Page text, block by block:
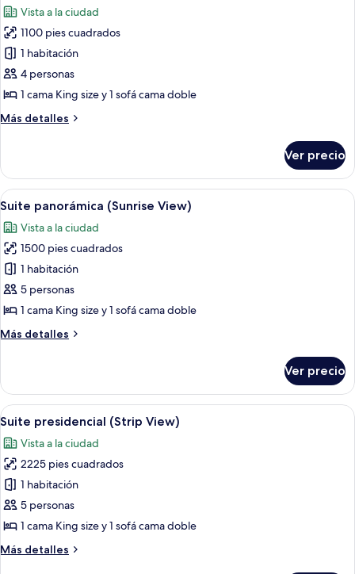
discapacitadas
(Strip
View)
las
fotos
de
Suite
Premier
View)
Vista a la ciudad
1100 pies cuadrados
1 habitación
4 personas
1 cama King size y 1 sofá cama doble
Más detalles
Más
Premier
(Strip
View)
Ver precio
Abrir
todas
las
fotos
de
Suite
panorámica
View)
Una sala de estar moderna con
6
Suite panorámica (Sunrise View)
Vista a la ciudad
1500 pies cuadrados
1 habitación
5 personas
1 cama King size y 1 sofá cama doble
Más detalles
Más
panorámica
(Sunrise
View)
Ver precio
Abrir
todas
las
fotos
de
Suite
presidencial
View)
Una habitación de hotel moderna
6
Suite presidencial (Strip View)
Vista a la ciudad
2225 pies cuadrados
1 habitación
5 personas
1 cama King size y 1 sofá cama doble
Más detalles
Más